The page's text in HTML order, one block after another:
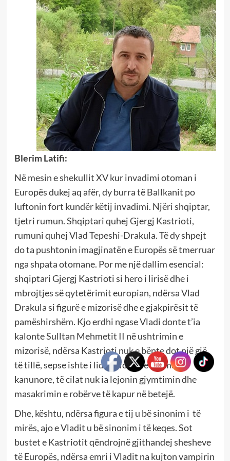
Blerim Latifi:
Në mesin e shekullit XV kur invadimi otoman i
Europës dukej aq afër, dy burra të Ballkanit po
luftonin fort kundër këtij invadimi. Njëri shqiptar,
tjetri rumun. Shqiptari quhej Gjergj Kastrioti,
rumuni quhej Vlad Tepeshi-Drakula. Të dy shpejt
do ta pushtonin imagjinatën e Europës së tmerruar
nga shpata otomane. Por me një dallim esencial:
shqiptari Gjergj Kastrioti si hero i lirisë dhe i
mbrojtjes së qytetërimit europian, ndërsa Vlad
Drakula si figurë e mizorisë dhe e gjakpirësit të
pamëshirshëm. Kjo erdhi ngase Vladi donte t’ia
kalonte Sulltan Mehmetit II në ushtrimin e
mizorisë, ndërsa Kastrioti nuk e bënte dot një gjë
të tillë, sepse ishte i lidhur fort me normat
kanunore, të cilat nuk ia lejonin gjymtimin dhe
masakrimin e robërve të kapur në betejë.
Dhe, kështu, ndërsa figura e tij u bë sinonim i të
mirës, ajo e Vladit u bë sinonim i të keqes. Sot
bustet e Kastriotit qëndrojnë gjithandej shesheve
të Europës, ndërsa emri i Vladit na kujton vampirin